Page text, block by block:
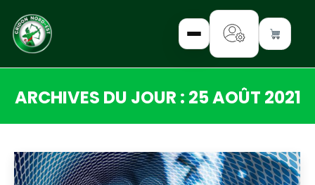
✕
NOUS
ARCHIVES DU JOUR : 25 AOÛT 2021